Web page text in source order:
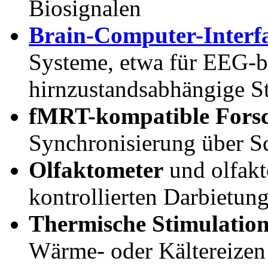
Biosignalen
Brain-Computer-
Systeme, etwa für EEG-
hirnzustandsabhängige
fMRT-kompatible
Synchronisierung über
Olfaktometer und
kontrollierten
Thermische
Wärme- oder Kältereizen